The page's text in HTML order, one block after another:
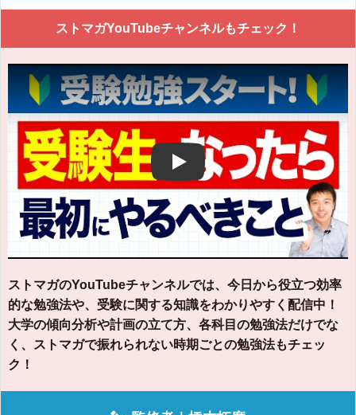
ストマガYouTubeチャンネルもチェック！
Play
ストマガのYouTubeチャンネルでは、今日から役立つ効率
的な勉強法や、受験に関する知識をわかりやすく配信中！
大学の傾向分析や計画の立て方、各科目の勉強法だけでな
く、ストマガで振れられない時期ごとの勉強法もチェッ
ク！